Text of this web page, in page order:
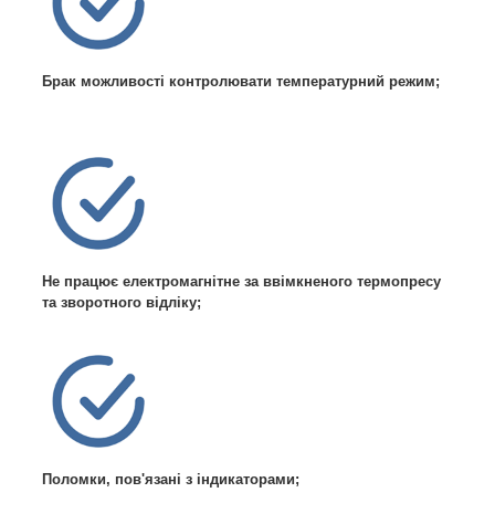
Брак можливості контролювати температурний режим;
Не працює електромагнітне за ввімкненого термопресу
та зворотного відліку;
Поломки, пов'язані з індикаторами;